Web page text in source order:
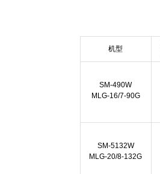
机型
SM-490W
MLG-16/7-90G
SM-5132W
MLG-20/8-132G